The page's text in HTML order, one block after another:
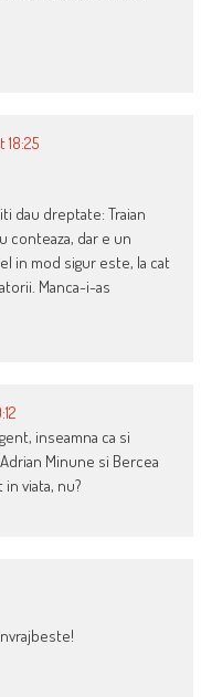
18:25
dau dreptate: Traian
conteaza, dar e un
in mod sigur este, la cat
Manca-i-as
inseamna ca si
Minune si Bercea
viata, nu?